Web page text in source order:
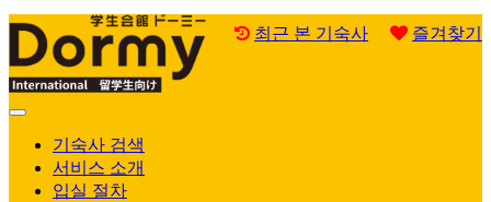
최근 본 기숙사 즐겨찾기
Mobile
기숙사 검색
서비스 소개
입실 절차